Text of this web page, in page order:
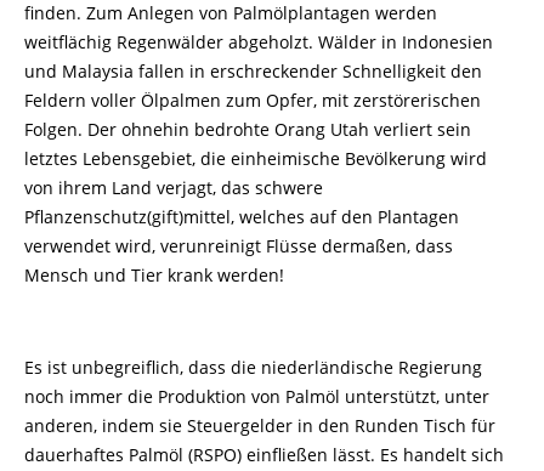
finden. Zum Anlegen von Palmölplantagen werden
weitflächig Regenwälder abgeholzt. Wälder in Indonesien
und Malaysia fallen in erschreckender Schnelligkeit den
Feldern voller Ölpalmen zum Opfer, mit zerstörerischen
Folgen. Der ohnehin bedrohte Orang Utah verliert sein
letztes Lebensgebiet, die einheimische Bevölkerung wird
von ihrem Land verjagt, das schwere
Pflanzenschutz(gift)mittel, welches auf den Plantagen
verwendet wird, verunreinigt Flüsse dermaßen, dass
Mensch und Tier krank werden!
Es ist unbegreiflich, dass die niederländische Regierung
noch immer die Produktion von Palmöl unterstützt, unter
anderen, indem sie Steuergelder in den Runden Tisch für
dauerhaftes Palmöl (RSPO) einfließen lässt. Es handelt sich